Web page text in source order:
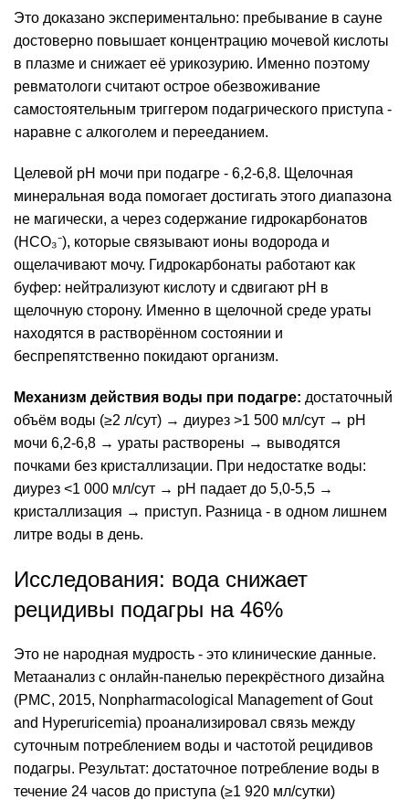
Это доказано экспериментально: пребывание в сауне
достоверно повышает концентрацию мочевой кислоты
в плазме и снижает её урикозурию. Именно поэтому
ревматологи считают острое обезвоживание
самостоятельным триггером подагрического приступа -
наравне с алкоголем и перееданием.
Целевой pH мочи при подагре - 6,2-6,8. Щелочная
минеральная вода помогает достигать этого диапазона
не магически, а через содержание гидрокарбонатов
(HCO₃⁻), которые связывают ионы водорода и
ощелачивают мочу. Гидрокарбонаты работают как
буфер: нейтрализуют кислоту и сдвигают pH в
щелочную сторону. Именно в щелочной среде ураты
находятся в растворённом состоянии и
беспрепятственно покидают организм.
Механизм действия воды при подагре: достаточный
объём воды (≥2 л/сут) → диурез >1 500 мл/сут → pH
мочи 6,2-6,8 → ураты растворены → выводятся
почками без кристаллизации. При недостатке воды:
диурез <1 000 мл/сут → pH падает до 5,0-5,5 →
кристаллизация → приступ. Разница - в одном лишнем
литре воды в день.
Исследования: вода снижает
рецидивы подагры на 46%
Это не народная мудрость - это клинические данные.
Метаанализ с онлайн-панелью перекрёстного дизайна
(PMC, 2015, Nonpharmacological Management of Gout
and Hyperuricemia) проанализировал связь между
суточным потреблением воды и частотой рецидивов
подагры. Результат: достаточное потребление воды в
течение 24 часов до приступа (≥1 920 мл/сутки)